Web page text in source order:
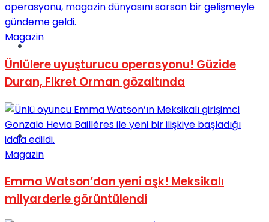
Sinema
Tatil
Magazin
Ünlülere uyuşturucu operasyonu! Güzide
Duran, Fikret Orman gözaltında
Magazin
Emma Watson’dan yeni aşk! Meksikalı
milyarderle görüntülendi